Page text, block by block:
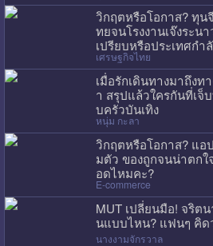
วิกฤตหรือโอกาส? ทุน
ทยจนโรงงานเจ๊งระน
เปรียบหรือประเทศกำ
เศรษฐกิจไทย
เมื่อรักเดินทางมาถึง
า สรุปแล้วใครกันที่เจ็
บครัวบันเทิง
หนุ่ม กะลา
วิกฤตหรือโอกาส? แอ
มตัว ของถูกจนน่าตกใ
อดไหมคะ?
E-commerce
MUT เปลี่ยนมือ! จริต
นแบบไหน? แฟนๆ คิด
นางงามจักรวาล